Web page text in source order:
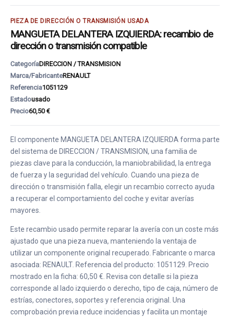
PIEZA DE DIRECCIÓN O TRANSMISIÓN USADA
MANGUETA DELANTERA IZQUIERDA: recambio de
dirección o transmisión compatible
CategoríaDIRECCION / TRANSMISION
Marca/FabricanteRENAULT
Referencia1051129
Estadousado
Precio60,50 €
El componente MANGUETA DELANTERA IZQUIERDA forma parte
del sistema de DIRECCION / TRANSMISION, una familia de
piezas clave para la conducción, la maniobrabilidad, la entrega
de fuerza y la seguridad del vehículo. Cuando una pieza de
dirección o transmisión falla, elegir un recambio correcto ayuda
a recuperar el comportamiento del coche y evitar averías
mayores.
Este recambio usado permite reparar la avería con un coste más
ajustado que una pieza nueva, manteniendo la ventaja de
utilizar un componente original recuperado. Fabricante o marca
asociada: RENAULT. Referencia del producto: 1051129. Precio
mostrado en la ficha: 60,50 €. Revisa con detalle si la pieza
corresponde al lado izquierdo o derecho, tipo de caja, número de
estrías, conectores, soportes y referencia original. Una
comprobación previa reduce incidencias y facilita un montaje